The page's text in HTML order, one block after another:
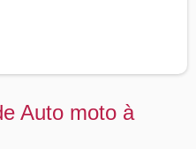
Auto moto à